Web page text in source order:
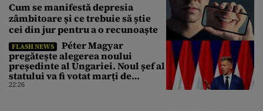
Cum se manifestă depresia
zâmbitoare și ce trebuie să știe
cei din jur pentru a o recunoaște
FLASH NEWS
Péter Magyar
pregătește alegerea noului
președinte al Ungariei. Noul șef al
statului va fi votat marți de
Parlament
22:26